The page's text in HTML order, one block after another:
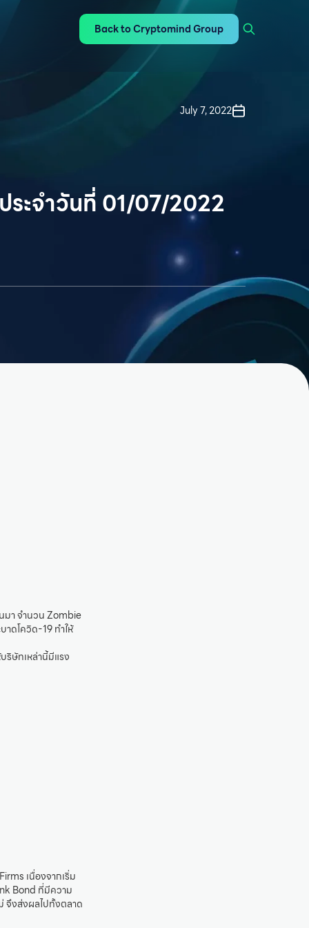
Back to Cryptomind Group
July 7, 2022
ะจำวันที่ 01/07/2022
มา จำนวน Zombie
าดโควิด-19 ทำให้
ริษัทเหล่านี้มีแรง
เนื่องจากเริ่ม
Bond ที่มีความ
จึงส่งผลไปทั้งตลาด